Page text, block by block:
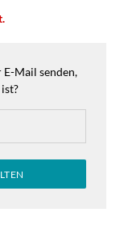
Mail senden,